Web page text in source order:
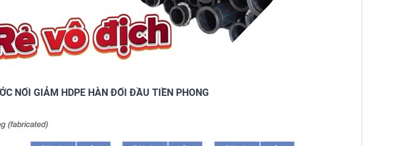
NỐI GIẢM HDPE HÀN ĐỐI ĐẦU TIỀN PHONG